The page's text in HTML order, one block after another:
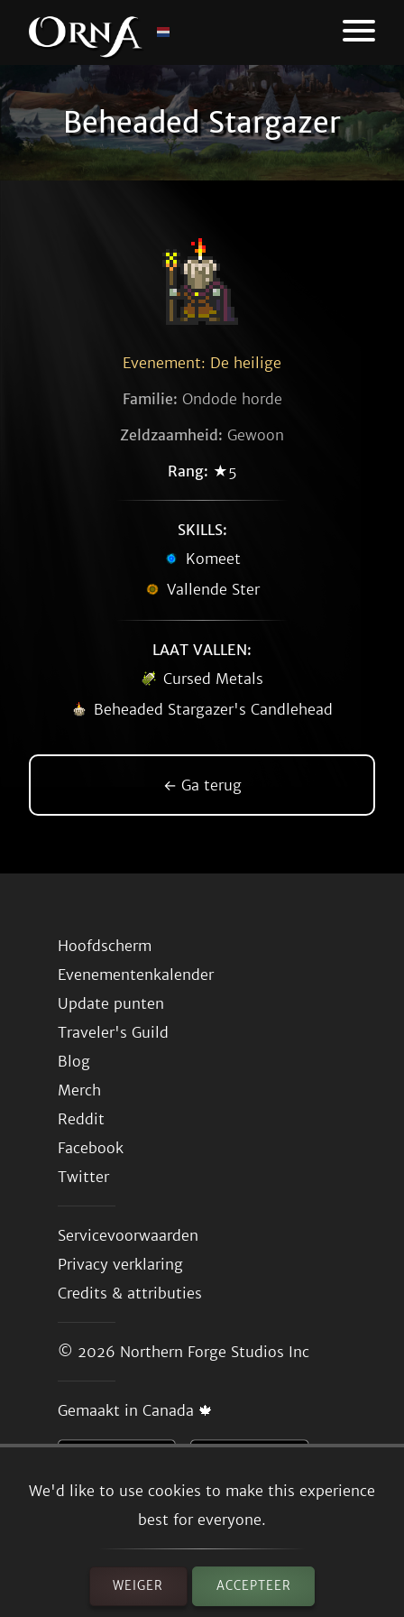
Beheaded Stargazer
We'd like to use cookies to make this experience
best for everyone.
WEIGER ACCEPTEER
Evenement: De heilige
Familie: Ondode horde
Zeldzaamheid: Gewoon
Rang: ★5
SKILLS:
Komeet
Vallende Ster
LAAT VALLEN:
Cursed Metals
Beheaded Stargazer's Candlehead
← Ga terug
Hoofdscherm
Evenementenkalender
Update punten
Traveler's Guild
Blog
Merch
Reddit
Facebook
Twitter
Servicevoorwaarden
Privacy verklaring
Credits & attributies
© 2026 Northern Forge Studios Inc
Gemaakt in Canada 🍁